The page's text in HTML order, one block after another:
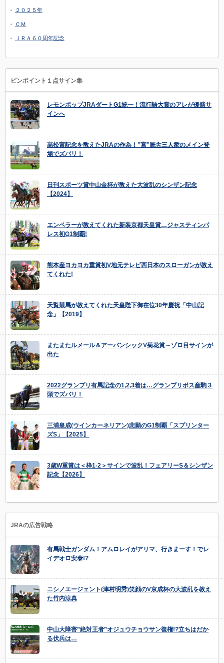
２０２５年
ＣＭ
ＪＲＡ６０周年記念
ピンポイント１点サイン集
レモンポップJRAダートG1統一！流行語大賞のアレが優勝サ
インへ
高松宮記念を教えたJRAの作為！”宮”厩舎三人衆のメイン登
場でズバリ！
日刊スポーツ賞中山金杯が教えた大波乱のシンザン記念
【2024】
エンペラーが教えてくれた新装京都天皇賞…ジャスティンパ
レス初G1制覇!
熊本産ヨカヨカ重賞初V地元テレビ西日本のスローガンが教え
てくれた!
天覧競馬が教えてくれた天皇陛下御在位30年慶祝「中山記
念」【2019】
またまたルメール＆アーバンシックV菊花賞～ゾロ目サインが
出た
2022グランプリ有馬記念の1,2,3着は…グランプリボス産駒３
頭でズバリ！
三浦皇成(ウインカーネリアン)悲願のG1制覇「スプリンター
ズS」【2025】
3歳W重賞は＜枠1-2＞サインで波乱！フェアリーS＆シンザン
記念【2026】
JRAの広告戦略
有馬戦士ガンダム！アムロレイがアリマ、行きまーす！でレ
イデオロ安泰!?
ニシノエージェント(津村明秀)笑顔のV京成杯の大波乱を教え
た竹内涼真
中山大障害”絶対王者”オジュウチョウサン復権!?立ちはだか
る伏兵は…